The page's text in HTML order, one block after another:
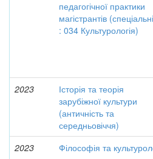
педагогічної практики
магістрантів
: 034 Культурологія)
2023
Історія та теорія
зарубіжної культури
(античність та
середньовіччя)
2023
Філософія та